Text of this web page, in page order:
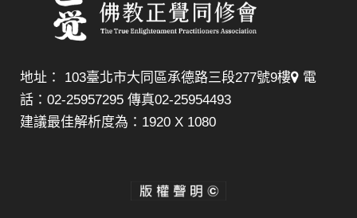
地址： 103臺北市大同區承德路三段277號9樓
電
話：02-25957295 傳真02-25954493
建議最佳解析度為：1920 X 1080